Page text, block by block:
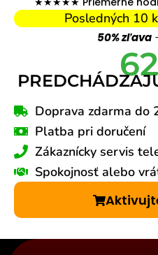
Posledných 10
50% zľava
Doprava zdarma do
Platba pri doručení
Zákaznícky servis
Spokojnosť alebo